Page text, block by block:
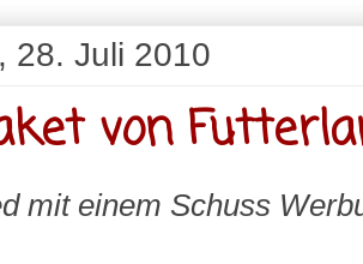
28. Juli 2010
von
mit einem Schuss